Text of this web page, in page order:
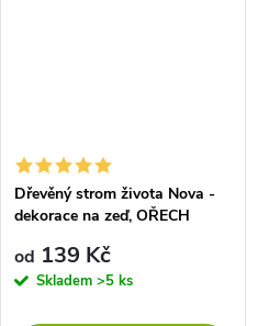
Dřevěný strom života Nova -
dekorace na zeď, OŘECH
od 139 Kč
Skladem >5 ks